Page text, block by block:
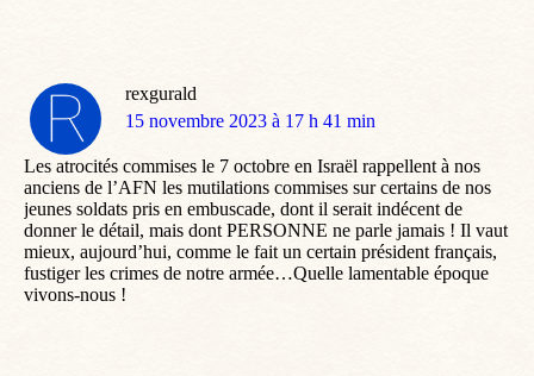
rexgurald
dit
15 novembre 2023 à 17 h 41 min
Les atrocités commises le 7 octobre en Israël rappellent à nos
anciens de l’AFN les mutilations commises sur certains de nos
jeunes soldats pris en embuscade, dont il serait indécent de
donner le détail, mais dont PERSONNE ne parle jamais ! Il vaut
mieux, aujourd’hui, comme le fait un certain président français,
fustiger les crimes de notre armée…Quelle lamentable époque
vivons-nous !